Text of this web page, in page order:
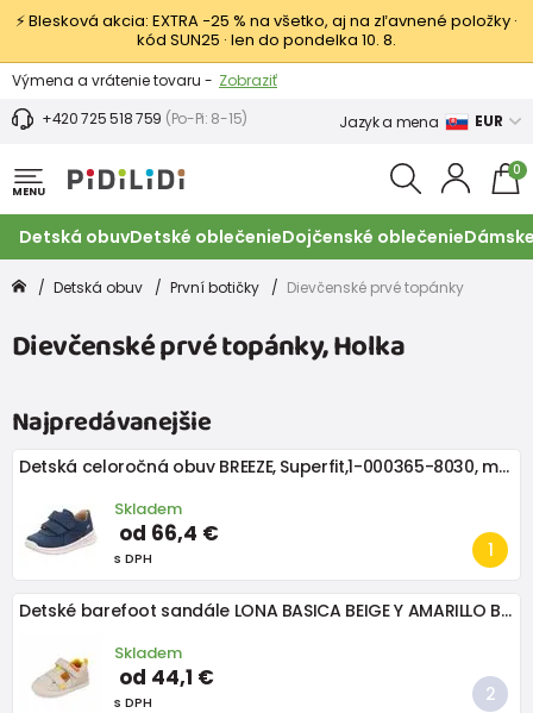
⚡ Blesková akcia: EXTRA −25 % na všetko, aj na zľavnené položky ·
kód SUN25 · len do pondelka 10. 8.
Výmena a vrátenie tovaru - Zobraziť
Zľava 3,80 EUR na prvý nákup - Podmienky
+420 725 518 759 (Po-Pi: 8-15) Jazyk a mena EUR
MENU
0
Detská obuvDetské oblečenieDojčenské oblečenie
Detská obuv První botičky Dievčenské prvé topánky
Dievčenské prvé topánky, Holka
Najpredávanejšie
Detská celoročná obuv BREEZE, Superfit,1-000365-8030, modrá
Skladem
od 66,4 €
s DPH
Detské barefoot sandále LONA BASICA BEIGE Y AMARILLO Biomecanics 262191-C891
Skladem
od 44,1 €
s DPH